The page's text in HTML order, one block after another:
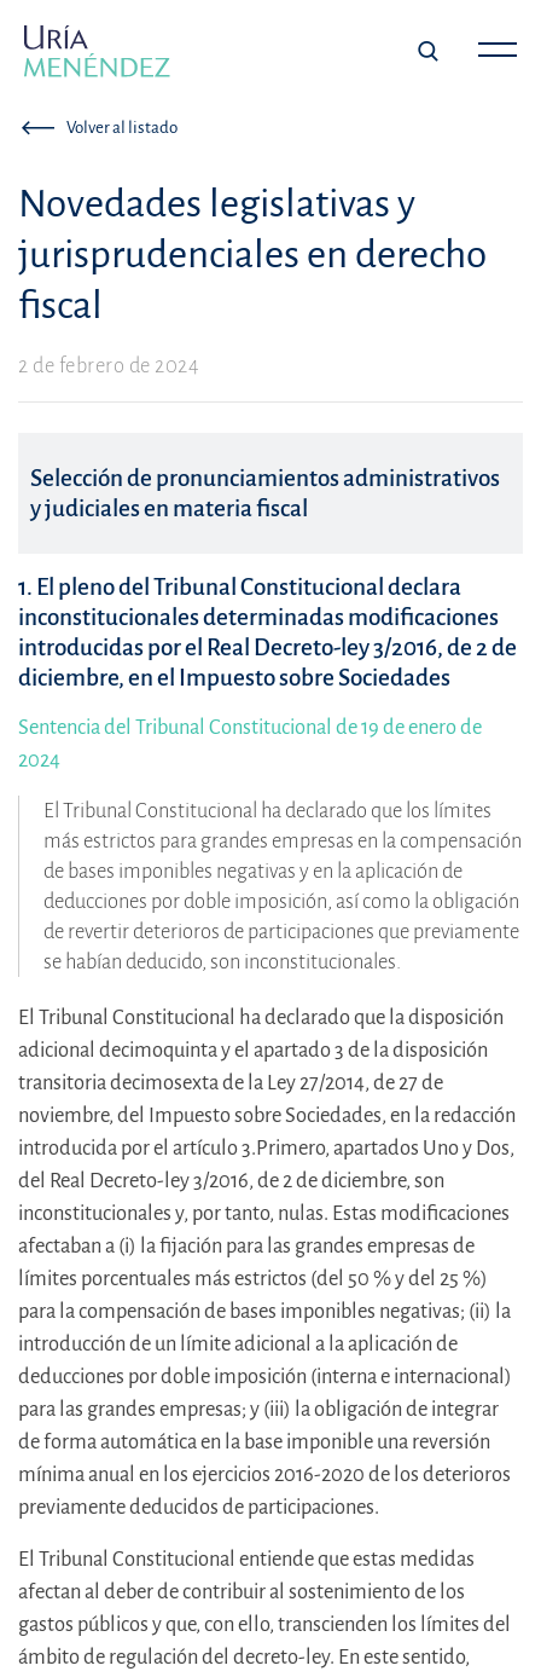
Volver al listado
Novedades legislativas y
jurisprudenciales en derecho
fiscal
2 de febrero de 2024
Selección de pronunciamientos administrativos
y judiciales en materia fiscal
1. El pleno del Tribunal Constitucional declara
inconstitucionales determinadas modificaciones
introducidas por el Real Decreto-ley 3/2016, de 2 de
diciembre, en el Impuesto sobre Sociedades
Sentencia del Tribunal Constitucional de 19 de enero de
2024
El Tribunal Constitucional ha declarado que los límites
más estrictos para grandes empresas en la compensación
de bases imponibles negativas y en la aplicación de
deducciones por doble imposición, así como la obligación
de revertir deterioros de participaciones que previamente
se habían deducido, son inconstitucionales.
El Tribunal Constitucional ha declarado que la disposición
adicional decimoquinta y el apartado 3 de la disposición
transitoria decimosexta de la Ley 27/2014, de 27 de
noviembre, del Impuesto sobre Sociedades, en la redacción
introducida por el artículo 3.Primero, apartados Uno y Dos,
del Real Decreto-ley 3/2016, de 2 de diciembre, son
inconstitucionales y, por tanto, nulas. Estas modificaciones
afectaban a (i) la fijación para las grandes empresas de
límites porcentuales más estrictos (del 50 % y del 25 %)
para la compensación de bases imponibles negativas; (ii) la
introducción de un límite adicional a la aplicación de
deducciones por doble imposición (interna e internacional)
para las grandes empresas; y (iii) la obligación de integrar
de forma automática en la base imponible una reversión
mínima anual en los ejercicios 2016-2020 de los deterioros
previamente deducidos de participaciones.
El Tribunal Constitucional entiende que estas medidas
afectan al deber de contribuir al sostenimiento de los
gastos públicos y que, con ello, transcienden los límites del
ámbito de regulación del decreto-ley. En este sentido,